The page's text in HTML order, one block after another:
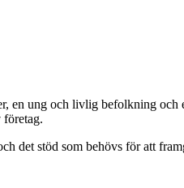
en ung och livlig befolkning
det stöd som behövs för att